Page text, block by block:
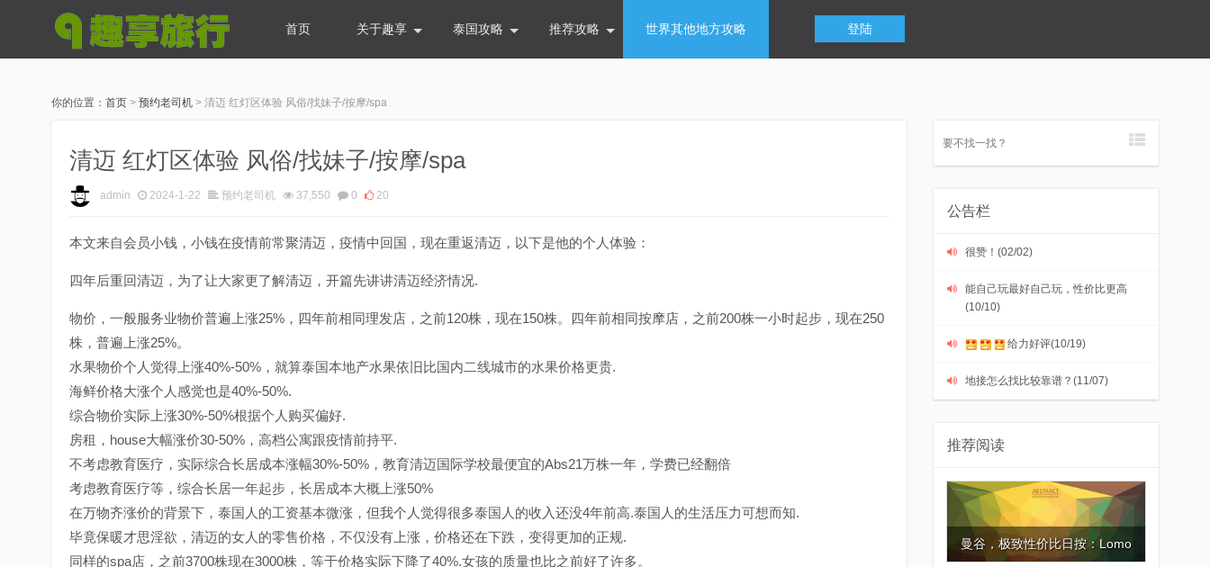
首页 关于趣享 泰国攻略 推荐攻略 世界其他地方攻略 登陆
你的位置： 首页 > 预约老司机 > 清迈 红灯区体验 风俗/找妹子/按摩/spa
清迈 红灯区体验 风俗/找妹子/按摩/spa
admin 2024-1-22 预约老司机 37,550 0 20
本文来自会员小钱，小钱在疫情前常聚清迈，疫情中回国，现在重返清迈，以下是他的个人体验：
四年后重回清迈，为了让大家更了解清迈，开篇先讲讲清迈经济情况.
物价，一般服务业物价普遍上涨25%，四年前相同理发店，之前120株，现在150株。四年前相同按摩店，之前200株一小时起步，现在250
株，普遍上涨25%。
水果物价个人觉得上涨40%-50%，就算泰国本地产水果依旧比国内二线城市的水果价格更贵.
海鲜价格大涨个人感觉也是40%-50%.
综合物价实际上涨30%-50%根据个人购买偏好.
房租，house大幅涨价30-50%，高档公寓跟疫情前持平.
不考虑教育医疗，实际综合长居成本涨幅30%-50%，教育清迈国际学校最便宜的Abs21万株一年，学费已经翻倍
考虑教育医疗等，综合长居一年起步，长居成本大概上涨50%
在万物齐涨价的背景下，泰国人的工资基本微涨，但我个人觉得很多泰国人的收入还没4年前高.泰国人的生活压力可想而知.
毕竟保暖才思淫欲，清迈的女人的零售价格，不仅没有上涨，价格还在下跌，变得更加的正规.
同样的spa店，之前3700株现在3000株，等于价格实际下降了40%.女孩的质量也比之前好了许多。
公告栏
很赞！(02/02)
能自己玩最好自己玩，性价比更高
(10/10)
给力好评(10/19)
地接怎么找比较靠谱？(11/07)
推荐阅读
曼谷，极致性价比日按：Lomo